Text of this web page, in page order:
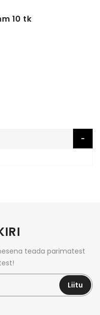
10 tk
teada parimatest
Liitu